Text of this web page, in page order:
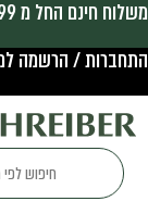
משלוח חינם החל מ 399 ₪
התחברות / הרשמה